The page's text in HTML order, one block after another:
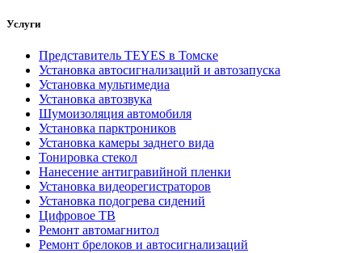
Услуги
Представитель TEYES в Томске
Установка автосигнализаций и автозапуска
Установка мультимедиа
Установка автозвука
Шумоизоляция автомобиля
Установка парктроников
Установка камеры заднего вида
Тонировка стекол
Нанесение антигравийной пленки
Установка видеорегистраторов
Установка подогрева сидений
Цифровое ТВ
Ремонт автомагнитол
Ремонт брелоков и автосигнализаций